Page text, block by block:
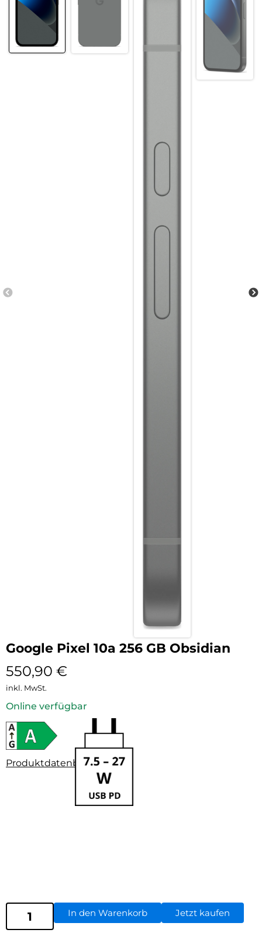
Google Pixel 10a 256 GB Obsidian
550,90 €
inkl. MwSt.
Online verfügbar
Produktdatenblatt
In den Warenkorb Jetzt kaufen